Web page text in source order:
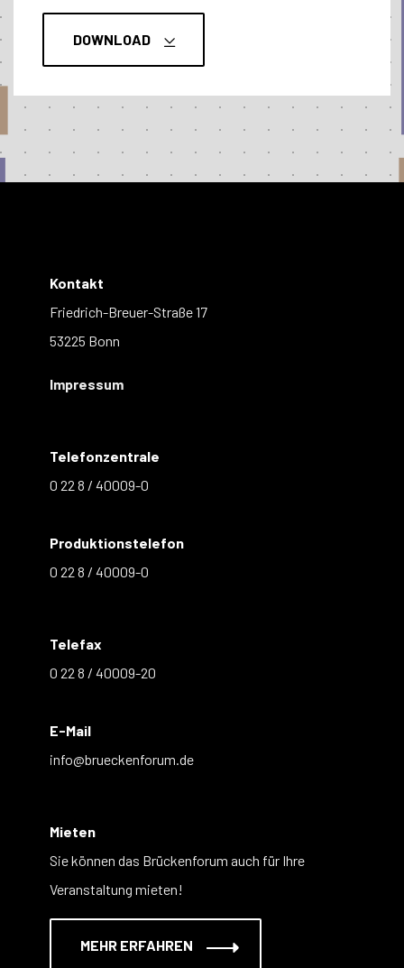
DOWNLOAD
Kontakt
Friedrich-Breuer-Straße 17
53225 Bonn
Impressum
Telefonzentrale
0 22 8 / 40009-0
Produktionstelefon
0 22 8 / 40009-0
Telefax
0 22 8 / 40009-20
E-Mail
info@brueckenforum.de
Mieten
Sie können das Brückenforum auch für Ihre
Veranstaltung mieten!
MEHR ERFAHREN